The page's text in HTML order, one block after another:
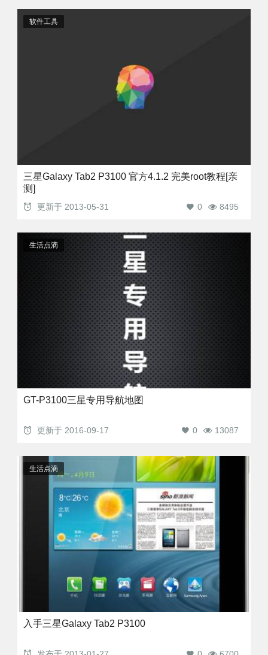
软件工具
三星Galaxy Tab2 P3100 官方4.1.2 完美root教程[亲
测]
更新于 2013-05-31 8495
0
生活点滴
GT-P3100三星专用导航地图
更新于 2016-09-17 13087
0
生活点滴
入手三星Galaxy Tab2 P3100